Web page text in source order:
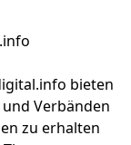
bieten
Verbänden
zu erhalten